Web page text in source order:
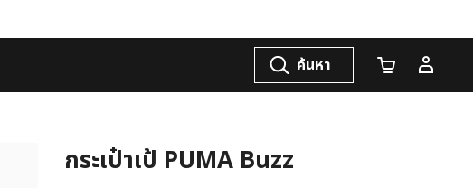
ค้นหา จำนวนรถเข็น
กระเป๋าเป้ PUMA Buzz